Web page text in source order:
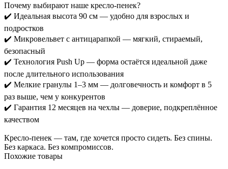
Почему выбирают наше кресло-пенек?
✔️ Идеальная высота 90 см — удобно для взрослых и
подростков
✔️ Микровельвет с антицарапкой — мягкий, стираемый,
безопасный
✔️ Технология Push Up — форма остаётся идеальной даже
после длительного использования
✔️ Мелкие гранулы 1–3 мм — долговечность и комфорт в 5
раз выше, чем у конкурентов
✔️ Гарантия 12 месяцев на чехлы — доверие, подкреплённое
качеством
Кресло-пенек — там, где хочется просто сидеть. Без спины.
Без каркаса. Без компромиссов.
Похожие товары